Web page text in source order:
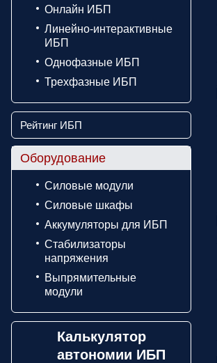
Онлайн ИБП
Линейно-интерактивные
ИБП
Однофазные ИБП
Трехфазные ИБП
Рейтинг ИБП
Оборудование
Силовые модули
Силовые шкафы
Аккумуляторы для ИБП
Стабилизаторы
напряжения
Выпрямительные
модули
Калькулятор
автономии ИБП